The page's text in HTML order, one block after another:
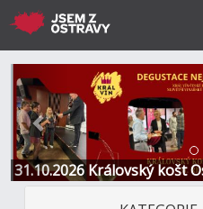
31.10.2026 Královský košt
Restaurace a Hotel
Předchozí